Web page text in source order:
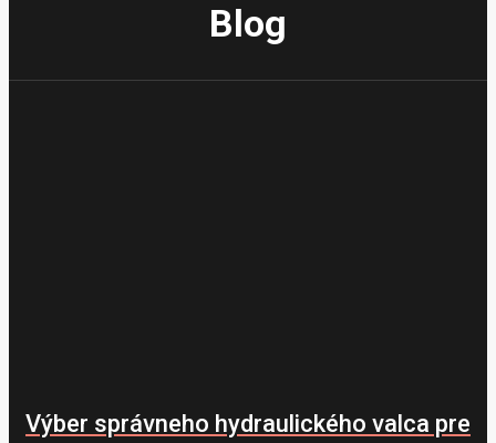
Blog
Výber správneho hydraulického valca pre